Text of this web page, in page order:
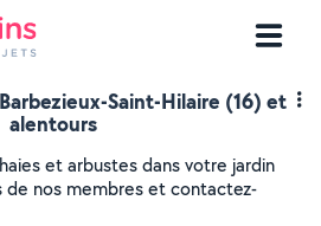
Saint-Hilaire (16) et
alentours
et arbustes dans votre jardin
de nos membres et contactez-